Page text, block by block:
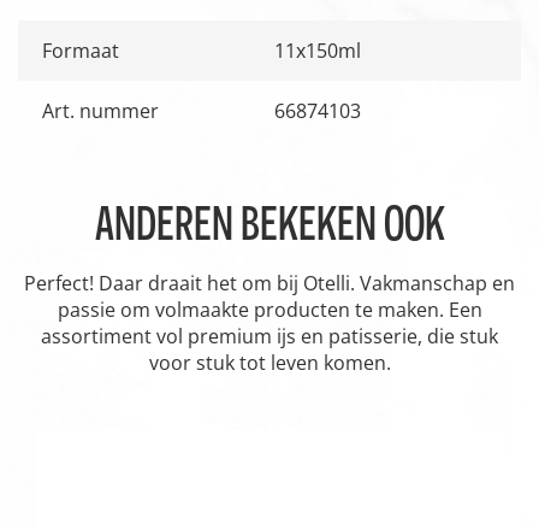
Formaat 11x150ml
Art. nummer 66874103
ANDEREN BEKEKEN OOK
Perfect! Daar draait het om bij Otelli. Vakmanschap en
passie om volmaakte producten te maken. Een
assortiment vol premium ijs en patisserie, die stuk
voor stuk tot leven komen.